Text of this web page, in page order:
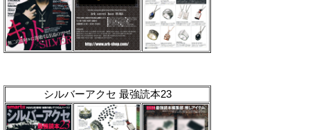
シルバーアクセ 最強読本23